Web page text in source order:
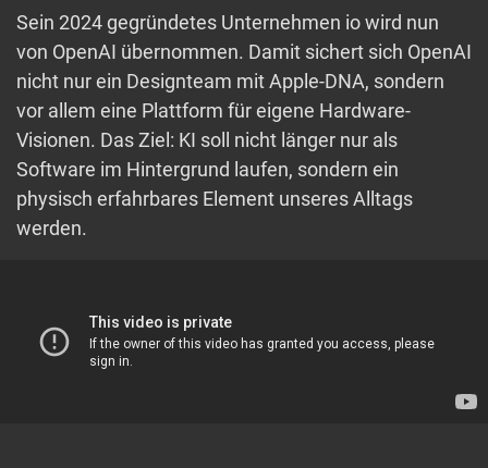
Sein 2024 gegründetes Unternehmen io wird nun
von OpenAI übernommen. Damit sichert sich OpenAI
nicht nur ein Designteam mit Apple-DNA, sondern
vor allem eine Plattform für eigene Hardware-
Visionen. Das Ziel: KI soll nicht länger nur als
Software im Hintergrund laufen, sondern ein
physisch erfahrbares Element unseres Alltags
werden.